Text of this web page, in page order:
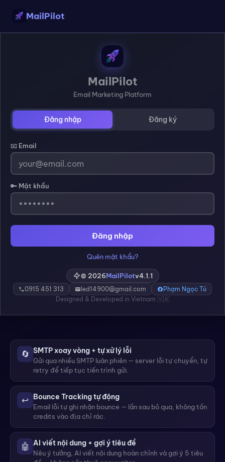
MailPilot
🔄 SMTP xoay vòng + tự xử lý lỗi
Gửi qua nhiều SMTP luân phiên — server lỗi tự chuyển, tự
retry để tiếp tục tiến trình gửi.
↩️ Bounce Tracking tự động
Email lỗi tự ghi nhận bounce — lần sau bỏ qua, không tốn
credits vào địa chỉ rác.
🤖 AI viết nội dung + gợi ý tiêu đề
Nêu ý tưởng, AI viết nội dung hoàn chỉnh và gợi ý 5 tiêu
MailPilot
Email Marketing Platform
Đăng nhập Đăng ký
📧 Email
🔑 Mật khẩu
Đăng nhập
Quên mật khẩu?
© 2026MailPilotv4.1.1
0915 451 313 led14900@gmail.com
Phạm Ngọc Tú
Designed & Developed in Vietnam 🇻🇳